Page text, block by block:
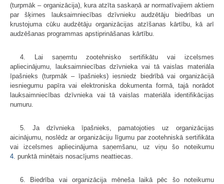
(turpmāk – organizācija), kura atzīta saskaņā ar normatīvajiem aktiem
par šķirnes lauksaimniecības dzīvnieku audzētāju biedrības un
krustojuma cūku audzētāju organizācijas atzīšanas kārtību, kā arī
audzēšanas programmas apstiprināšanas kārtību.
4. Lai saņemtu zootehnisko sertifikātu vai izcelsmes
apliecinājumu, lauksaimniecības dzīvnieka vai tā vaislas materiāla
īpašnieks (turpmāk – īpašnieks) iesniedz biedrībā vai organizācijā
iesniegumu papīra vai elektroniska dokumenta formā, tajā norādot
lauksaimniecības dzīvnieka vai tā vaislas materiāla identifikācijas
numuru.
5. Ja dzīvnieka īpašnieks, pamatojoties uz organizācijas
aicinājumu, noslēdz ar organizāciju līgumu par zootehniskā sertifikāta
vai izcelsmes apliecinājuma saņemšanu, uz viņu šo noteikumu
4. punktā minētais nosacījums neattiecas.
6. Biedrība vai organizācija mēneša laikā pēc šo noteikumu